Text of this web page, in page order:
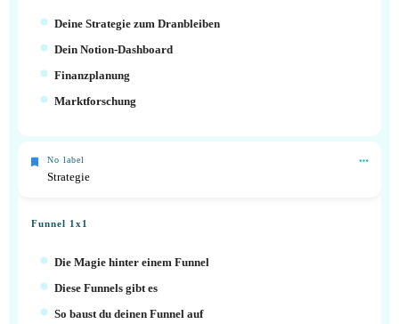
Deine Strategie zum Dranbleiben
Dein Notion-Dashboard
Finanzplanung
Marktforschung
No label
Strategie
Funnel 1x1
Die Magie hinter einem Funnel
Diese Funnels gibt es
So baust du deinen Funnel auf